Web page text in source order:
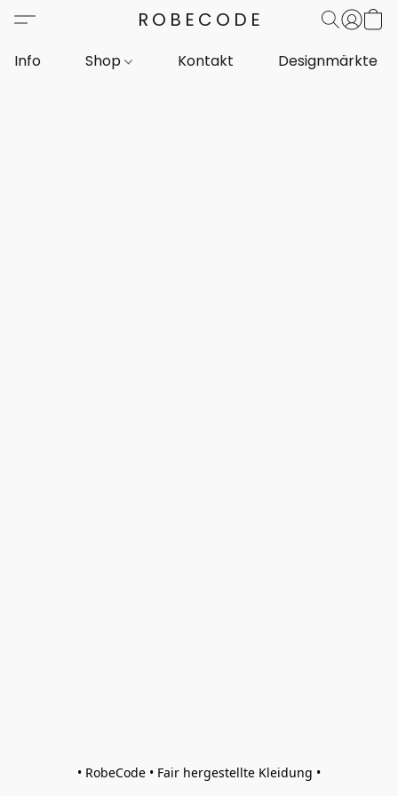
ROBECODE
Info Shop Kontakt Designmärkte
• RobeCode • Fair hergestellte Kleidung •